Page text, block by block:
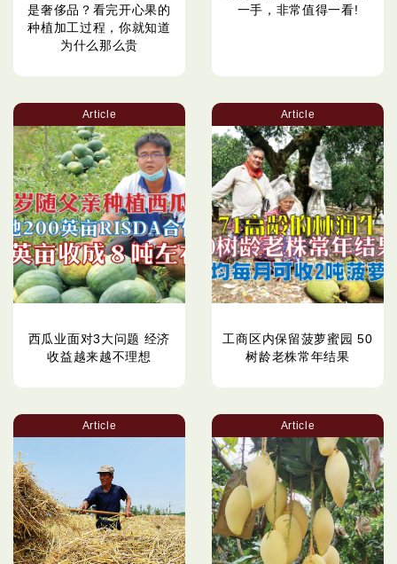
是奢侈品？看完开心果的
种植加工过程，你就知道
为什么那么贵
一手，非常值得一看!
Article
西瓜业面对3大问题 经济
收益越来越不理想
Article
工商区内保留菠萝蜜园 50
树龄老株常年结果
Article Article